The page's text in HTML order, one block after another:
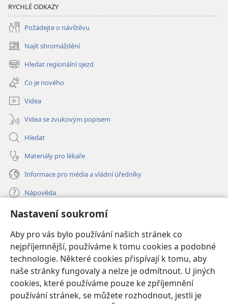
Nastavení soukromí
Aby pro vás bylo používání našich stránek co
nejpříjemnější, používáme k tomu cookies a podobné
technologie. Některé cookies přispívají k tomu, aby
naše stránky fungovaly a nelze je odmítnout. U jiných
cookies, které používáme pouze ke zpříjemnění
používání stránek, se můžete rozhodnout, jestli je
RYCHLÉ ODKAZY
Požádejte o návštěvu
Najít shromáždění
(otevřeno
nové
okno)
Hledat regionální sjezd
(otevřeno
nové
okno)
Co je nového
Videa
Videa se zvukovým popisem
Hledat
Materiály pro lékaře
Informace pro média a vládní úředníky
Nápověda
Dary
nové
okno) ONLINE KNIHOVNA Strážné věže
(otevřeno
nové
okno)JW Hub®
(otevřeno
nové
okno)JW Library